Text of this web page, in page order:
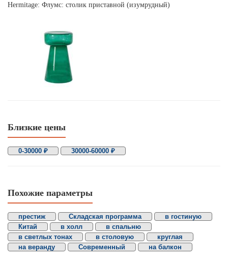
Hermitage: Флумс: столик приставной (изумрудный)
Близкие цены
0-30000 ₽ 30000-60000 ₽
Похожие параметры
престиж Складская программа
в гостиную
Китай
в холл
в спальню
в светлых тонах
в столовую
круглая
на веранду
Современный на балкон